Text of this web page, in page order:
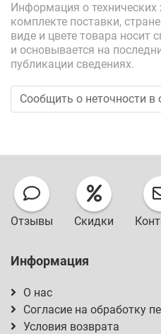
Информация о технических
комплекте поставки,
виде и цвете товара носит
и основывается на
публикации сведениях.
Сообщить о неточности в
Отзывы Скидки
Информация
О нас
Согласие на обработку
Условия возврата